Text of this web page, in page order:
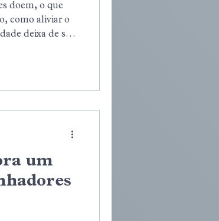
doem, o que
como aliviar o
deixa de ser
um